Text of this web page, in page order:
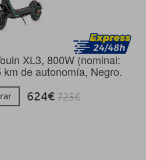
XL3, 800W (nominal:
de autonomía, Negro.
624€725€